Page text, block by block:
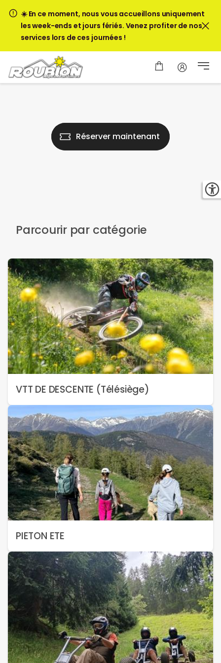
☀️ En ce moment, nous vous accueillons uniquement
les week-ends et jours fériés. Venez profiter de nos
services lors de ces journées !
Réserver maintenant
Parcourir par catégorie
VTT DE DESCENTE (Télésiège)
PIETON ETE